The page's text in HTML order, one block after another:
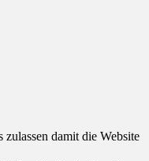
damit die Website